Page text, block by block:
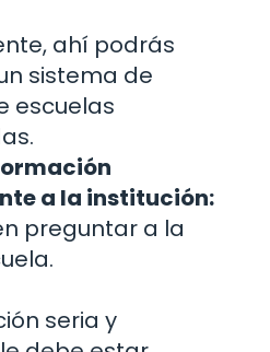
ahí podrás
sistema de
escuelas
a la institución:
preguntar a la
seria y